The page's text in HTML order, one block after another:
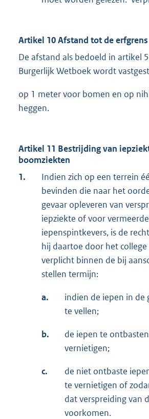
Artikel 10 Afstand tot de erfgrens
De afstand als bedoeld in artikel
Burgerlijk Wetboek wordt
op 1 meter voor bomen en op
heggen.
Artikel 11 Bestrijding van
boomziekten
1.
Indien zich op een terrein
bevinden die naar het
gevaar opleveren van
iepziekte of voor
iepenspintkevers, is de
hij daartoe door het college
verplicht binnen de bij
stellen termijn:
a.
indien de iepen in de
te vellen;
b.
de iepen te
vernietigen;
c.
de niet ontbaste
te vernietigen of
dat verspreiding van
voorkomen.